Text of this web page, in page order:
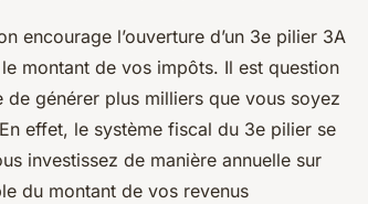
encourage l’ouverture d’un 3e pilier 3A
montant de vos impôts. Il est question
de générer plus milliers que vous soyez
effet, le système fiscal du 3e pilier se
investissez de manière annuelle sur
du montant de vos revenus